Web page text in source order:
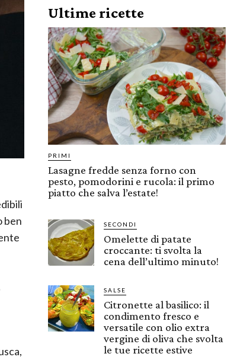
ben
Ultime ricette
PRIMI
Lasagne fredde senza forno con
pesto, pomodorini e rucola: il primo
piatto che salva l’estate!
SECONDI
Omelette di patate
croccante: ti svolta la
cena dell’ultimo minuto!
SALSE
Citronette al basilico: il
condimento fresco e
versatile con olio extra
vergine di oliva che svolta
le tue ricette estive